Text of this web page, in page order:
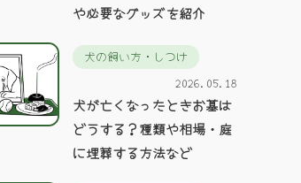
や必要なグッズを紹介
犬の飼い方・しつけ
2026.05.18
犬が亡くなったときお墓は
どうする？種類や相場・庭
に埋葬する方法など